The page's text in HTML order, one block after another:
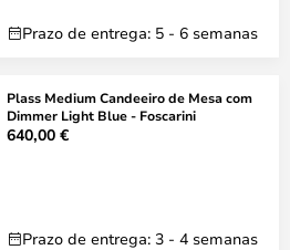
Prazo de entrega: 5 - 6 semanas
Plass Medium Candeeiro de Mesa com
Dimmer Light Blue - Foscarini
640,00 €
Prazo de entrega: 3 - 4 semanas